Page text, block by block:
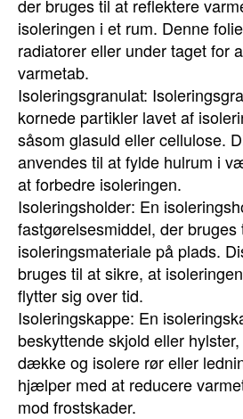
der bruges til at reflektere
isoleringen i et rum. Denne
radiatorer eller under taget for
varmetab.
Isoleringsgranulat:
kornede partikler lavet af
såsom glasuld eller cellulose.
anvendes til at fylde hulrum i
at forbedre isoleringen.
Isoleringsholder: En
fastgørelsesmiddel, der bruges
isoleringsmateriale på plads.
bruges til at sikre, at
flytter sig over tid.
Isoleringskappe: En
beskyttende skjold eller
dække og isolere rør eller
hjælper med at reducere
mod frostskader.